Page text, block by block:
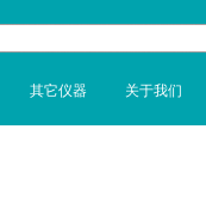
其它仪器 关于我们